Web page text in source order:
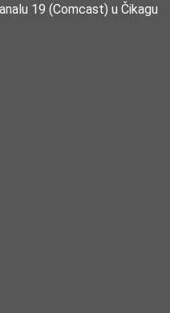
19 (Comcast) u Čikagu